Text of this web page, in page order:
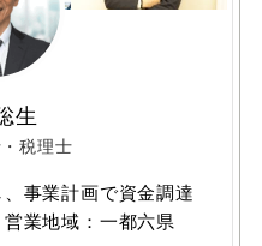
生
税理士
事業計画で資金調達
業地域：一都六県